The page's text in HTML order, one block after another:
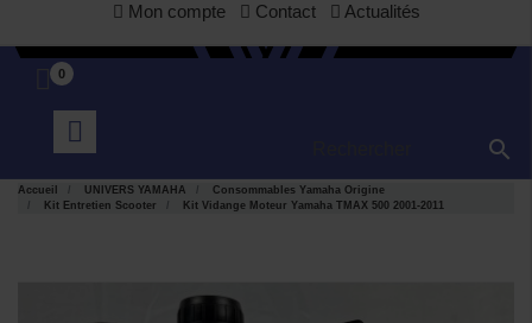
Mon compte Contact Actualités
0

Accueil UNIVERS YAMAHA
Consommables Yamaha Origine
Kit Entretien Scooter
Kit Vidange Moteur Yamaha TMAX 500 2001-2011